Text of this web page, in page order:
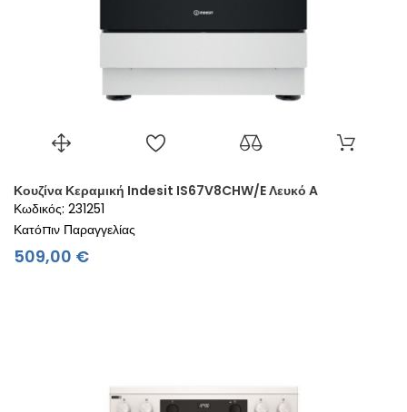
Κουζίνα Κεραμική Indesit IS67V8CHW/E Λευκό A
Κωδικός: 231251
Κατόπιν Παραγγελίας
509,00 €Τιμή